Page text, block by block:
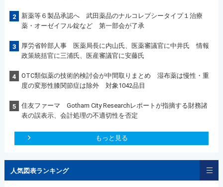
2
新薬等６製品承認へ 武田薬品のナルコレプシータイプ１治療
薬・オーゼイフル錠など 第一部会が了承
3
厚労省幹部人事 医薬局長に内山氏、医薬審議官に中井氏 情報
政策統括官に三浦氏、医産審議官に安藤氏
4
OTC類似薬の技術的検討会が中間取りまとめ 湿布薬は慢性・重
度の変形性膝関節症は除外 対象1042品目
5
住友ファーマ Gotham City Researchレポートが指摘する財務諸
表の誤表示、会計処理の不適切性を否定
もっと見る
人気図表ランキング